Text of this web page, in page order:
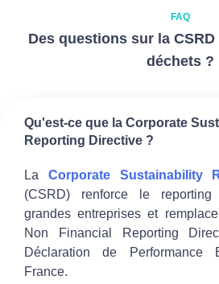
FAQ
Des questions sur la
déchets ?
Qu'est-ce que la Corporate
Reporting Directive ?
La Corporate Sustainability
(CSRD) renforce le reporting
grandes entreprises et
Non Financial Reporting
Déclaration de Performance
France.